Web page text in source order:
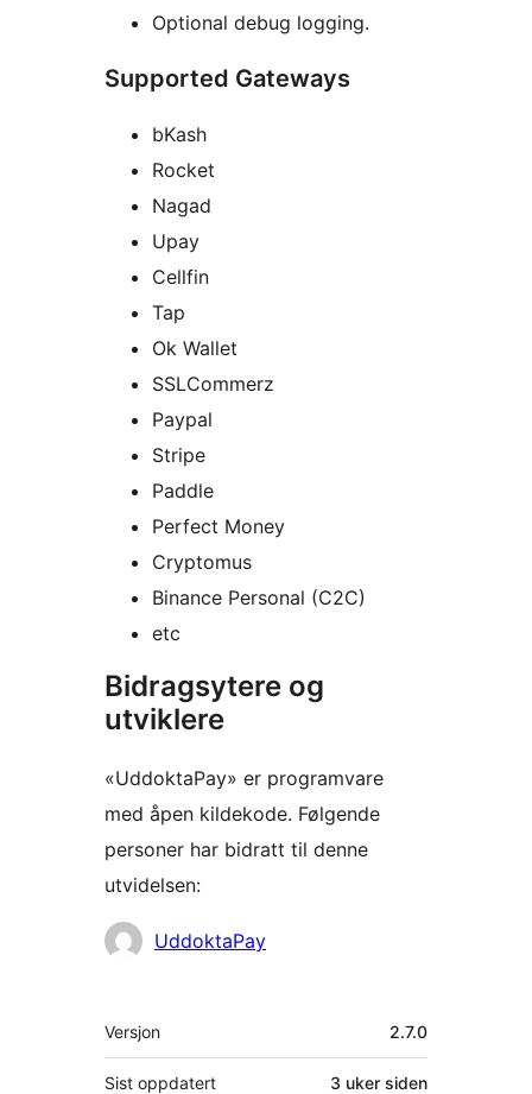
Optional debug logging.
Supported Gateways
bKash
Rocket
Nagad
Upay
Cellfin
Tap
Ok Wallet
SSLCommerz
Paypal
Stripe
Paddle
Perfect Money
Cryptomus
Binance Personal (C2C)
etc
Bidragsytere og
utviklere
«UddoktaPay» er programvare
med åpen kildekode. Følgende
personer har bidratt til denne
utvidelsen:
Bidragsytere
UddoktaPay
Meta
Versjon 2.7.0
Sist oppdatert 3 uker siden